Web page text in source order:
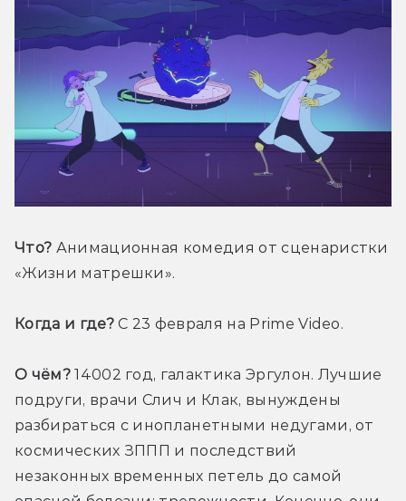
Что? Анимационная комедия от сценаристки
«Жизни матрешки».
Когда и где? С 23 февраля на Prime Video.
О чём? 14002 год, галактика Эргулон. Лучшие
подруги, врачи Слич и Клак, вынуждены
разбираться с инопланетными недугами, от
космических ЗППП и последствий
незаконных временных петель до самой